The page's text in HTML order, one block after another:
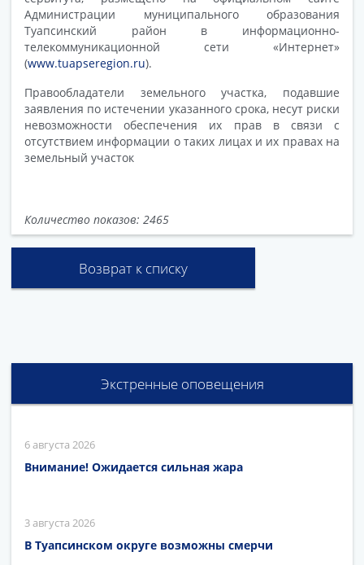
Администрации муниципального образования
Туапсинский район в информационно-
телекоммуникационной сети «Интернет»
(www.tuapseregion.ru).
Правообладатели земельного участка, подавшие
заявления по истечении указанного срока, несут риски
невозможности обеспечения их прав в связи с
отсутствием информации о таких лицах и их правах на
земельный участок
Количество показов: 2465
Возврат к списку
Экстренные оповещения
6 августа 2026
Внимание! Ожидается сильная жара
3 августа 2026
В Туапсинском округе возможны смерчи